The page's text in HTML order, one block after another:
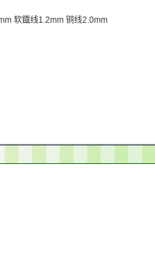
软鐡线1.2mm 铜线2.0mm